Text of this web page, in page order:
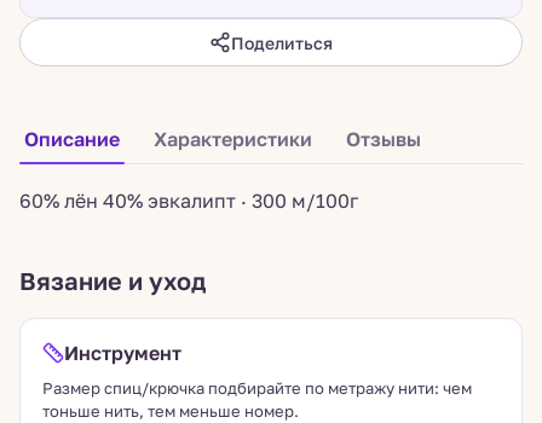
Поделиться
Описание Характеристики Отзывы
60% лён 40% эвкалипт · 300 м/100г
Вязание и уход
Инструмент
Размер спиц/крючка подбирайте по метражу нити: чем
тоньше нить, тем меньше номер.